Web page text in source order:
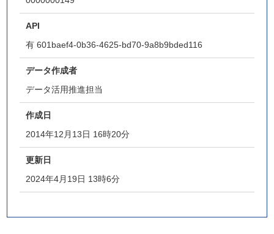
API
有 601baef4-0b36-4625-bd70-9a8b9bded116
データ作成者
データ活用推進担当
作成日
2014年12月13日 16時20分
更新日
2024年4月19日 13時6分